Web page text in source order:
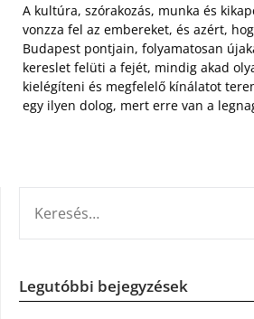
A kultúra, szórakozás, munka és
vonzza fel az embereket, és azért,
Budapest pontjain, folyamatosan
kereslet felüti a fejét, mindig akad
kielégíteni és megfelelő kínálatot
egy ilyen dolog, mert erre van a
Legutóbbi bejegyzések